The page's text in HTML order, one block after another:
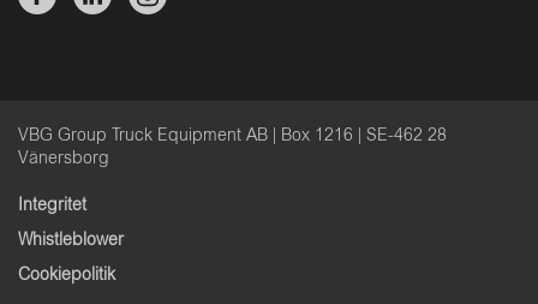
VBG Group Truck Equipment AB | Box 1216 | SE-462 28
Vänersborg
Integritet
Whistleblower
Cookiepolitik